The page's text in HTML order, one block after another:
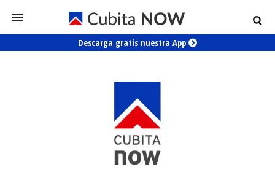
Descarga gratis nuestra App